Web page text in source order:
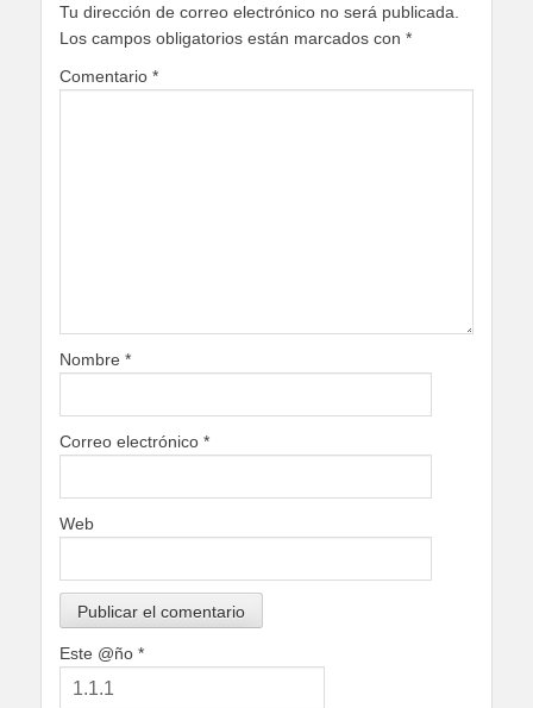
Tu dirección de correo electrónico no será publicada.
Los campos obligatorios están marcados con *
Comentario *
Nombre *
Correo electrónico *
Web
Este @ño *